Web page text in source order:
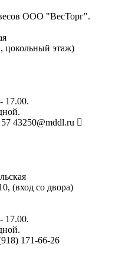
ООО "ВесТорг".
цокольный этаж)
17.00.
43250@mddl.ru
(вход со двора)
17.00.
171-66-26